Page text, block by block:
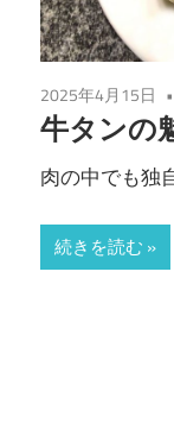
2025年4月15日
牛タンの
肉の中でも独
続きを読む